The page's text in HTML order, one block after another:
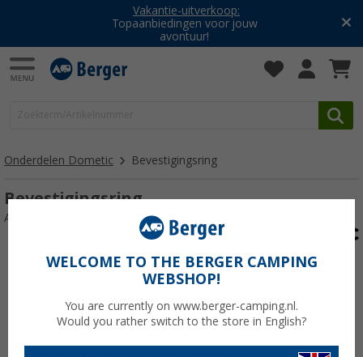
Vakantie-uitverkoop:
Topaanbiedingen voor jouw
avontuur!
Onderdelen Dometic Bevestigingsring
Bevestigingsring
Artikelnr: Befestigungsring116893
WELCOME TO THE BERGER CAMPING
WEBSHOP!
You are currently on www.berger-camping.nl.
Would you rather switch to the store in English?